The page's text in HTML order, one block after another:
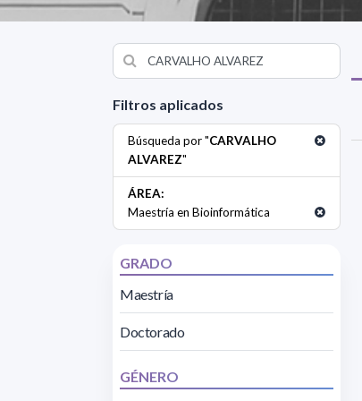
Filtros aplicados
Búsqueda por "CARVALHO
ALVAREZ"
ÁREA:
Maestría en Bioinformática
GRADO
Maestría
Doctorado
GÉNERO